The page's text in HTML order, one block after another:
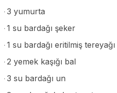
· 3 yumurta
· 1 su bardağı şeker
· 1 su bardağı eritilmiş tereyağı
· 2 yemek kaşığı bal
· 3 su bardağı un